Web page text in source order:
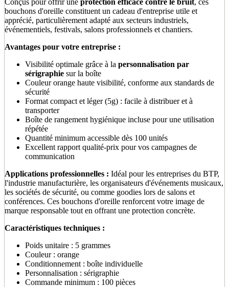
bouchons d'oreille constituent un cadeau d'entreprise utile et
apprécié, particulièrement adapté aux secteurs industriels,
événementiels, festivals, salons professionnels et chantiers.
Avantages pour votre entreprise :
Visibilité optimale grâce à la personnalisation par
sérigraphie sur la boîte
Couleur orange haute visibilité, conforme aux standards de
sécurité
Format compact et léger (5g) : facile à distribuer et à
transporter
Boîte de rangement hygiénique incluse pour une utilisation
répétée
Quantité minimum accessible dès 100 unités
Excellent rapport qualité-prix pour vos campagnes de
communication
Applications professionnelles : Idéal pour les entreprises du BTP,
l'industrie manufacturière, les organisateurs d'événements musicaux,
les sociétés de sécurité, ou comme goodies lors de salons et
conférences. Ces bouchons d'oreille renforcent votre image de
marque responsable tout en offrant une protection concrète.
Caractéristiques techniques :
Poids unitaire : 5 grammes
Couleur : orange
Conditionnement : boîte individuelle
Personnalisation : sérigraphie
Commande minimum : 100 pièces